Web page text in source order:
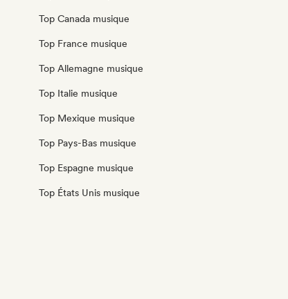
Top Canada musique
Top France musique
Top Allemagne musique
Top Italie musique
Top Mexique musique
Top Pays-Bas musique
Top Espagne musique
Top États Unis musique